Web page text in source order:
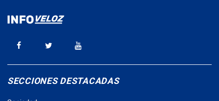
SECCIONES DESTACADAS